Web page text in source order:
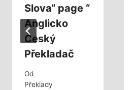
Slova“ page “
Anglicko
Český
Překladač
Od
Překlady